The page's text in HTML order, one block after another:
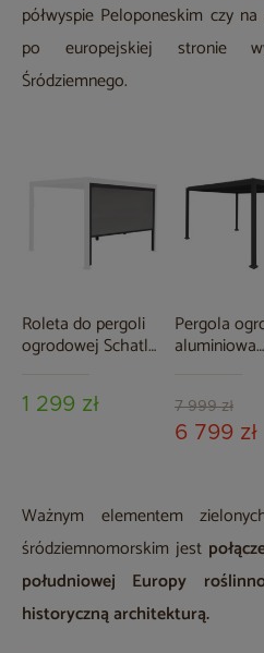
półwyspie Peloponeskim czy
po europejskiej stronie
Śródziemnego.
Roleta do pergoli
ogrodowej Schatler
Alu 3 m
1 299 zł
Pergola
aluminiowa
7 999 zł
6 799 zł
Ważnym elementem
śródziemnomorskim jest
południowej Europy
historyczną architekturą.